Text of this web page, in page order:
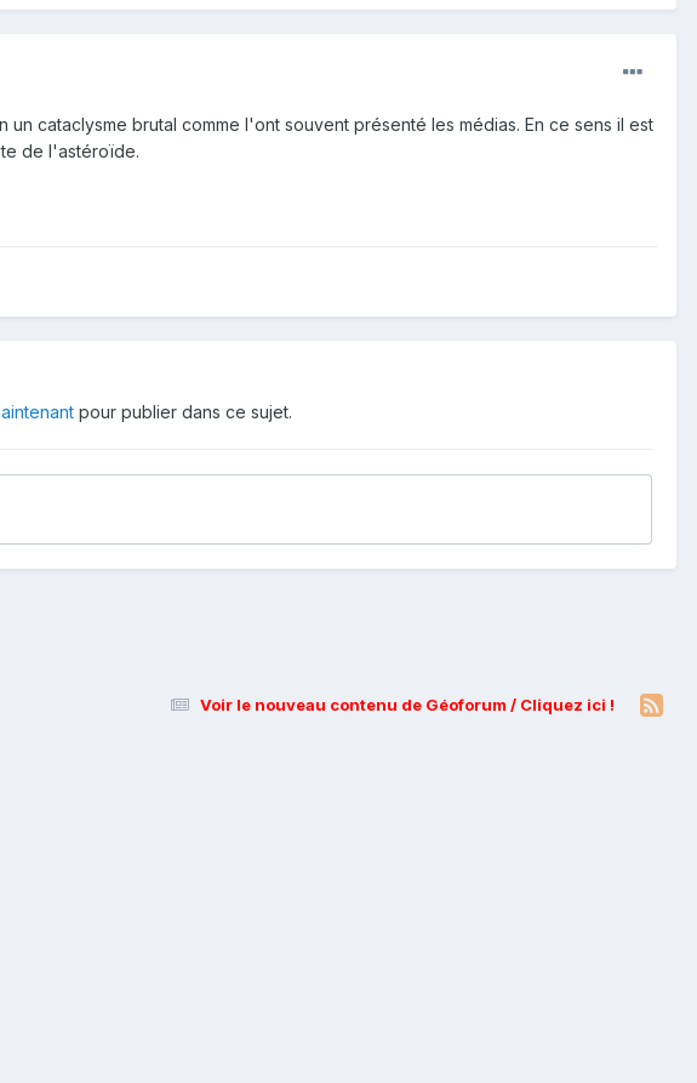
cataclysme brutal comme l'ont souvent présenté les médias. En ce sens il est
de l'astéroïde.
pour publier dans ce sujet.
Voir le nouveau contenu de Géoforum / Cliquez ici !